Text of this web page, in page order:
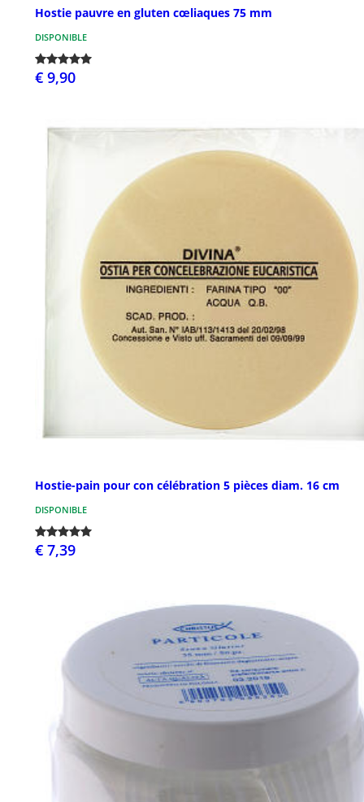
Hostie pauvre en gluten cœliaques 75 mm
DISPONIBLE
€ 9,90
Hostie-pain pour con célébration 5 pièces diam. 16 cm
DISPONIBLE
€ 7,39